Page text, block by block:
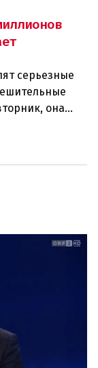
серьезные
она